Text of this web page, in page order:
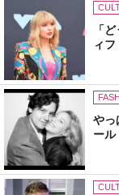
「
ィ
やっ
ール